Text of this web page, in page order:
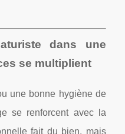
dans une
se multiplient
une bonne hygiène de
se renforcent avec la
fait du bien, mais